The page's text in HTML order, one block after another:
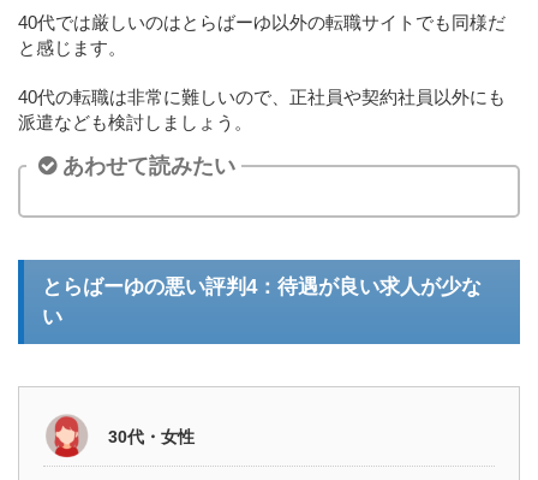
40代では厳しいのはとらばーゆ以外の転職サイトでも同様だ
と感じます。
40代の転職は非常に難しいので、正社員や契約社員以外にも
派遣なども検討しましょう。
あわせて読みたい
とらばーゆの悪い評判4：待遇が良い求人が少な
い
30代・女性